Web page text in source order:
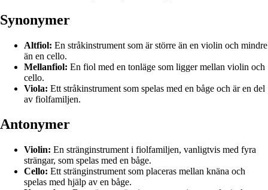
Synonymer
Altfiol: En stråkinstrument som är större än en violin och mindre
än en cello.
Mellanfiol: En fiol med en tonläge som ligger mellan violin och
cello.
Viola: Ett stråkinstrument som spelas med en båge och är en del
av fiolfamiljen.
Antonymer
Violin: En stränginstrument i fiolfamiljen, vanligtvis med fyra
strängar, som spelas med en båge.
Cello: Ett stränginstrument som placeras mellan knäna och
spelas med hjälp av en båge.